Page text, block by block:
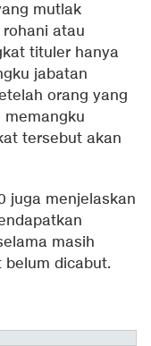
mutlak
atau
tituler hanya
jabatan
orang yang
tersebut akan
juga menjelaskan
masih
dicabut.